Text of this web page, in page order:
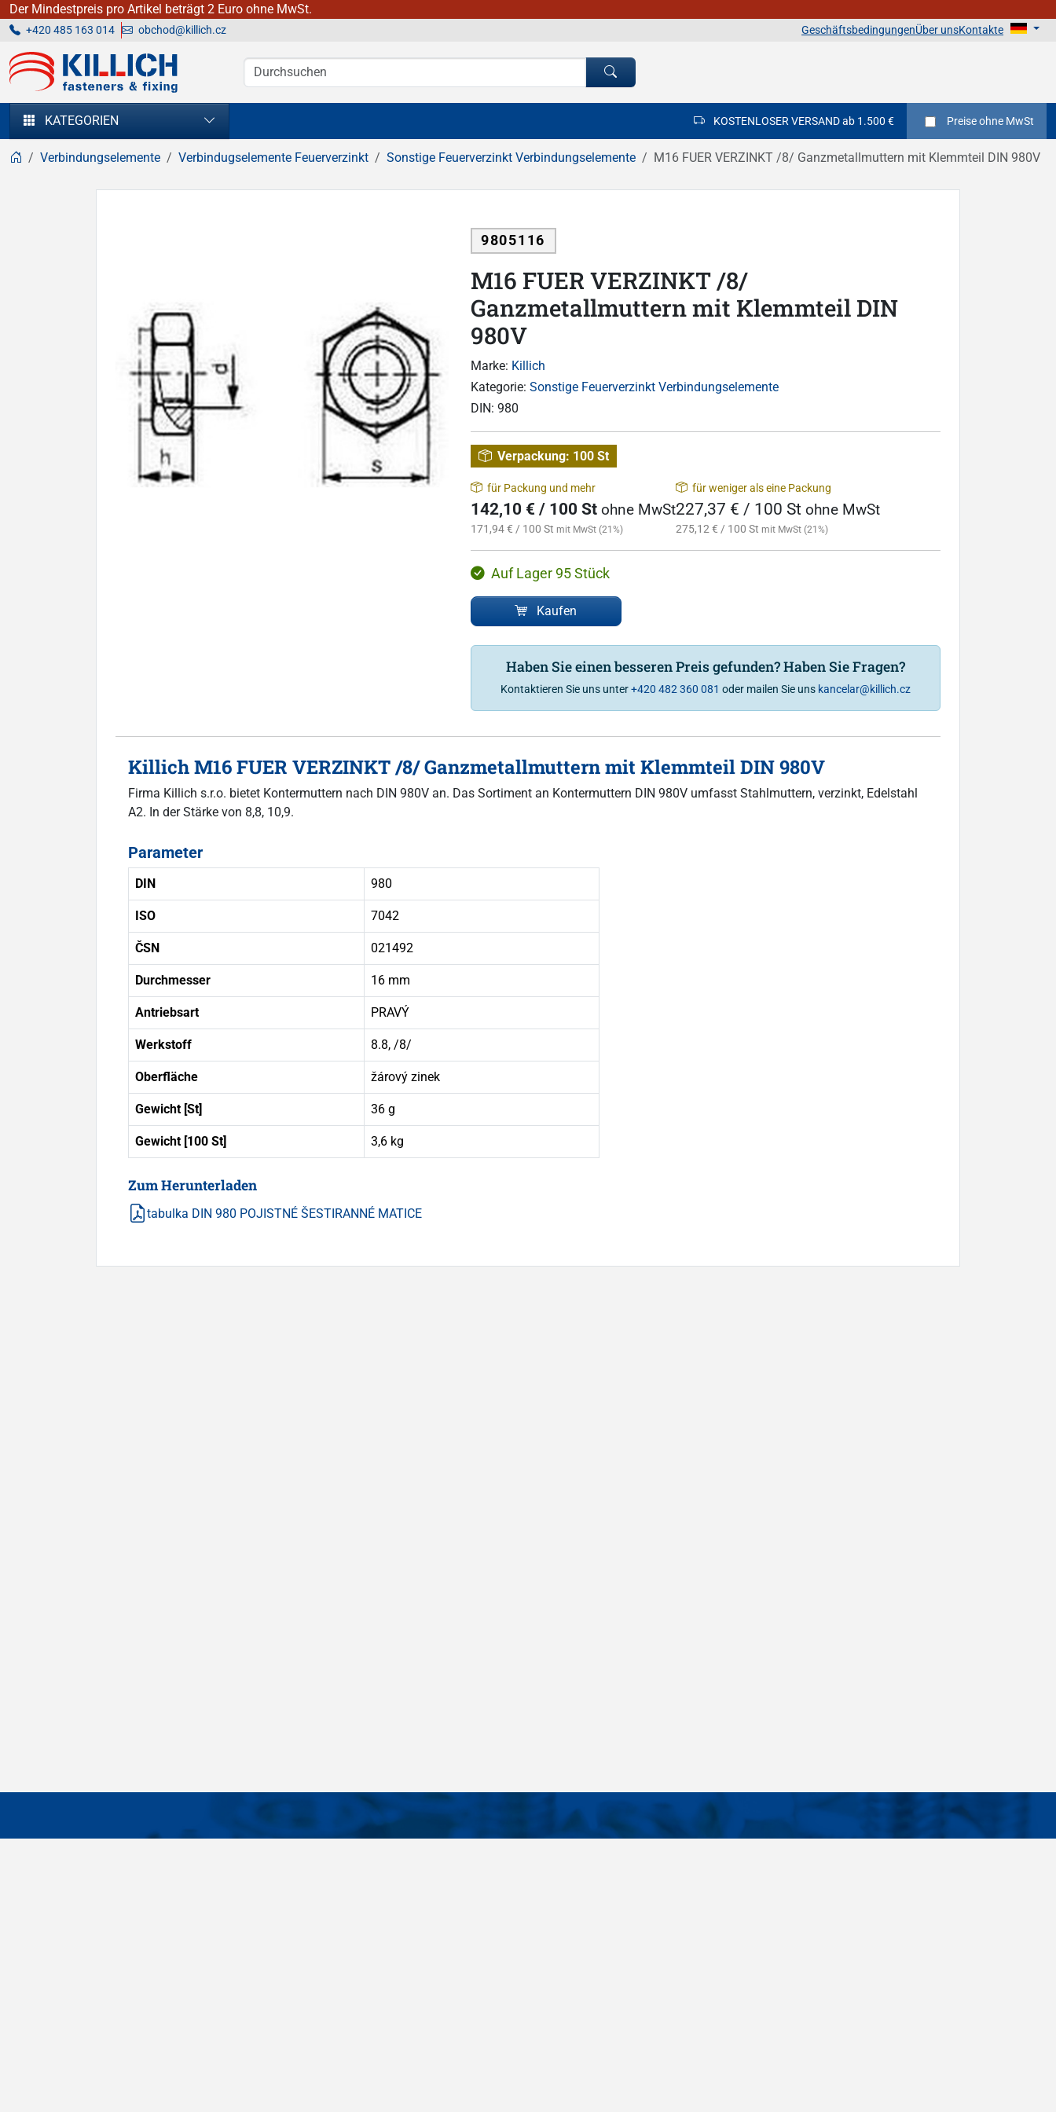
Der Mindestpreis pro Artikel beträgt 2 Euro ohne MwSt.
+420 485 163 014 obchod@killich.cz GeschäftsbedingungenÜber unsKontakte
KILLICH - Verbindungselemente
KATEGORIEN KOSTENLOSER VERSAND ab 1.500 € Preiseohne MwSt
Verbindungselemente Verbindugselemente Feuerverzinkt Sonstige Feuerverzinkt Verbindungselemente M16 FUER VERZINKT /8/ Ganzmetallmuttern mit Klemmteil DIN 980V
9805116
M16 FUER VERZINKT /8/
Ganzmetallmuttern mit Klemmteil DIN
980V
Marke: Killich
Kategorie: Sonstige Feuerverzinkt Verbindungselemente
DIN: 980
Verpackung: 100 St
für Packung und mehr
142,10 € / 100 St ohne MwSt
171,94 € / 100 St mit MwSt (21%)
für weniger als eine Packung
227,37 € / 100 St ohne MwSt
275,12 € / 100 St mit MwSt (21%)
Auf Lager 95 Stück
Kaufen
Haben Sie einen besseren Preis gefunden? Haben Sie Fragen?
Kontaktieren Sie uns unter+420 482 360 081 oder mailen Sie uns kancelar@killich.cz
Killich M16 FUER VERZINKT /8/ Ganzmetallmuttern mit Klemmteil DIN 980V
Firma Killich s.r.o. bietet Kontermuttern nach DIN 980V an. Das Sortiment an Kontermuttern DIN 980V umfasst Stahlmuttern, verzinkt, Edelstahl
A2. In der Stärke von 8,8, 10,9.
Parameter
DIN 980
ISO 7042
ČSN 021492
Durchmesser 16 mm
Antriebsart PRAVÝ
Werkstoff 8.8, /8/
Oberfläche žárový zinek
Gewicht [St] 36 g
Gewicht [100 St] 3,6 kg
Zum Herunterladen
tabulka DIN 980 POJISTNÉ ŠESTIRANNÉ MATICE